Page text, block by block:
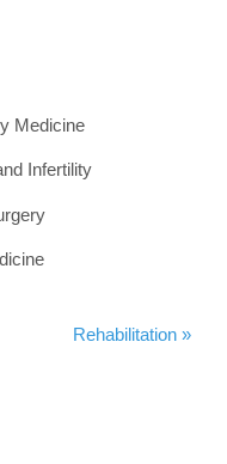
Medicine
Infertility
Rehabilitation »